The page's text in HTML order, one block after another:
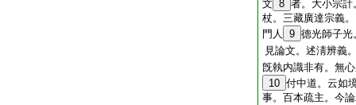
文 8 者。大小宗計
杖。三藏廣達宗義
門人
9 德光師子光
見論文。述淸辨義
旣執内識非有。無
10 付中道。云如
事。百本疏主。今